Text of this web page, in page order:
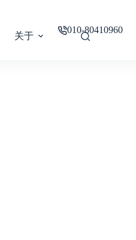
010-80410960
关于